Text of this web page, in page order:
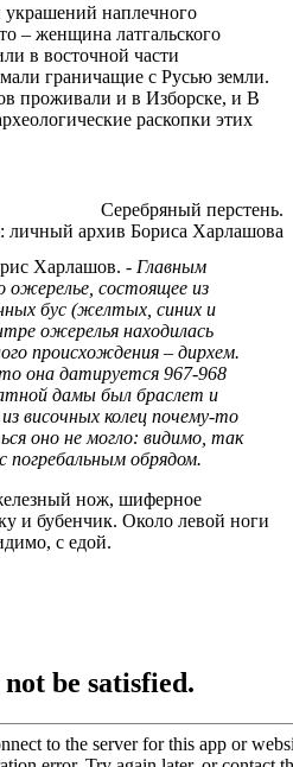
наплечного
– женщина латгальского
в восточной части
граничащие с Русью земли.
проживали и в Изборске, и В
раскопки этих
Серебряный перстень.
личный архив Бориса Харлашова
Харлашов. - Главным
ожерелье, состоящее из
бус (желтых, синих и
ожерелья находилась
происхождения – дирхем.
она датируется 967-968
дамы был браслет и
височных колец почему-то
оно не могло: видимо, так
обрядом.
нож, шиферное
и бубенчик. Около левой ноги
с едой.